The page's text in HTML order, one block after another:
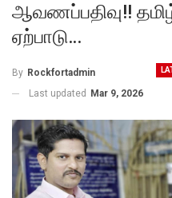
ஆவணப்பதிவு!!
ஏற்பாடு…
By Rockfortadmin
Last updated Mar 9, 2026